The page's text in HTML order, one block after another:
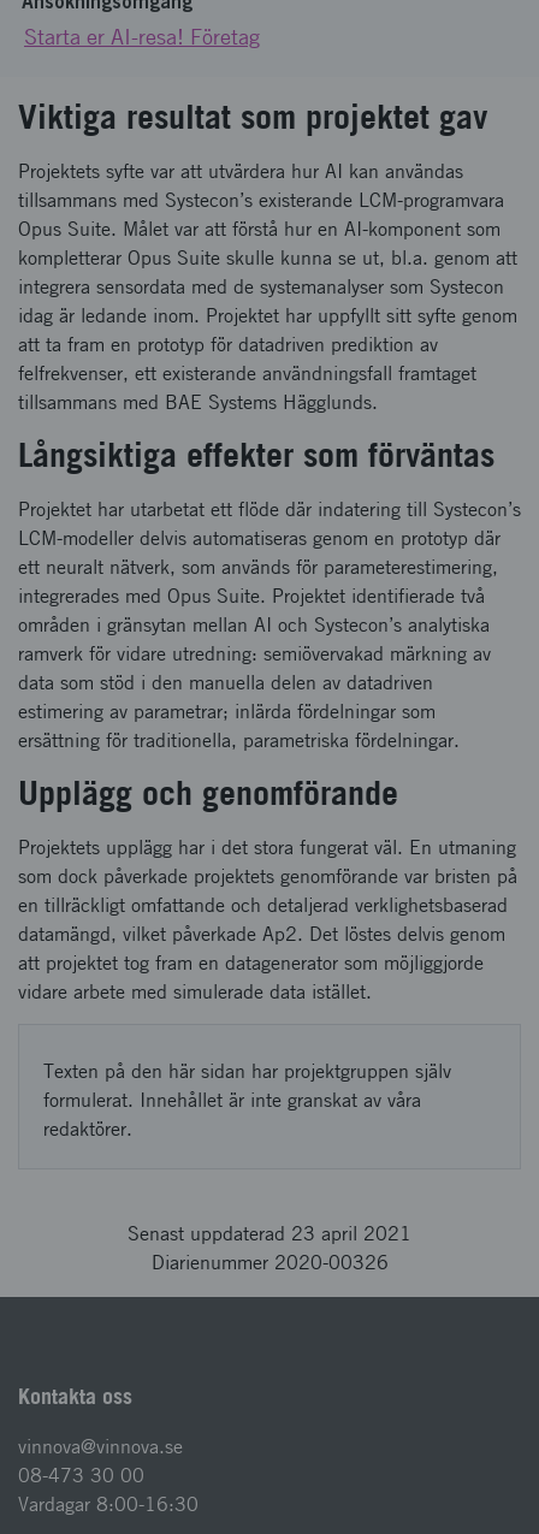
Starta er AI-resa! Företag
Viktiga resultat som projektet gav
Projektets syfte var att utvärdera hur AI kan användas
tillsammans med Systecon’s existerande LCM-programvara
Opus Suite. Målet var att förstå hur en AI-komponent som
kompletterar Opus Suite skulle kunna se ut, bl.a. genom att
integrera sensordata med de systemanalyser som Systecon
idag är ledande inom. Projektet har uppfyllt sitt syfte genom
att ta fram en prototyp för datadriven prediktion av
felfrekvenser, ett existerande användningsfall framtaget
tillsammans med BAE Systems Hägglunds.
Långsiktiga effekter som förväntas
Projektet har utarbetat ett flöde där indatering till Systecon’s
LCM-modeller delvis automatiseras genom en prototyp där
ett neuralt nätverk, som används för parameterestimering,
integrerades med Opus Suite. Projektet identifierade två
områden i gränsytan mellan AI och Systecon’s analytiska
ramverk för vidare utredning: semiövervakad märkning av
data som stöd i den manuella delen av datadriven
estimering av parametrar; inlärda fördelningar som
ersättning för traditionella, parametriska fördelningar.
Upplägg och genomförande
Projektets upplägg har i det stora fungerat väl. En utmaning
som dock påverkade projektets genomförande var bristen på
en tillräckligt omfattande och detaljerad verklighetsbaserad
datamängd, vilket påverkade Ap2. Det löstes delvis genom
att projektet tog fram en datagenerator som möjliggjorde
vidare arbete med simulerade data istället.
Texten på den här sidan har projektgruppen själv
formulerat. Innehållet är inte granskat av våra
redaktörer.
Senast uppdaterad 23 april 2021
Diarienummer 2020-00326
Kontakta oss
vinnova@vinnova.se
08-473 30 00
Vardagar 8:00-16:30